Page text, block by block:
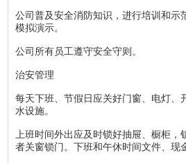
公司普及安全消防知识，进行培训和示
模拟演示。
公司所有员工遵守安全守则。
治安管理
每天下班、节假日应关好门窗、电灯、
水设施。
上班时间外出应及时锁好抽屉、橱柜
者关窗锁门。下班和午休时间文件、现